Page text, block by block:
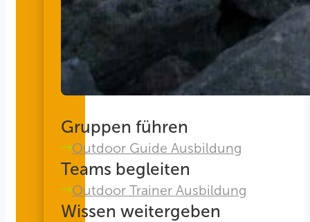
Gruppen führen
Outdoor Guide Ausbildung
Teams begleiten
Outdoor Trainer Ausbildung
Wissen weitergeben